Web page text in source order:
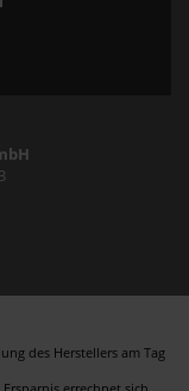
des Herstellers am Tag